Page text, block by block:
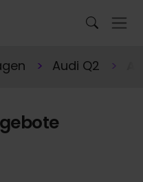
Audi Q2